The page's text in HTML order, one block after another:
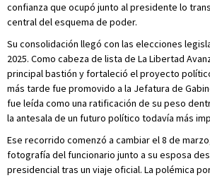
confianza que ocupó junto al presidente lo
central del esquema de poder.
Su consolidación llegó con las elecciones
2025. Como cabeza de lista de La Libertad
principal bastión y fortaleció el proyecto
más tarde fue promovido a la Jefatura de
fue leída como una ratificación de su peso
la antesala de un futuro político todavía más
Ese recorrido comenzó a cambiar el 8 de
fotografía del funcionario junto a su esposa
presidencial tras un viaje oficial. La polémica